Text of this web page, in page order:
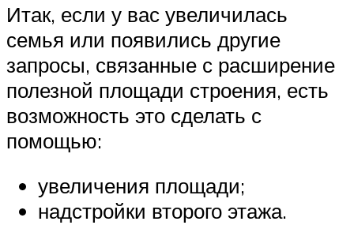
Итак, если у вас увеличилась
семья или появились другие
запросы, связанные с расширение
полезной площади строения, есть
возможность это сделать с
помощью:
увеличения площади;
надстройки второго этажа.